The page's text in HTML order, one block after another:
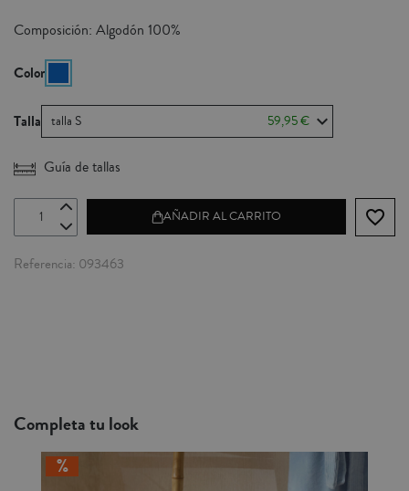
Composición: Algodón 100%
Color
Talla talla S 59,95 €
Guía de tallas
AÑADIR AL CARRITO favorite_border
Referencia 093463
Completa tu look